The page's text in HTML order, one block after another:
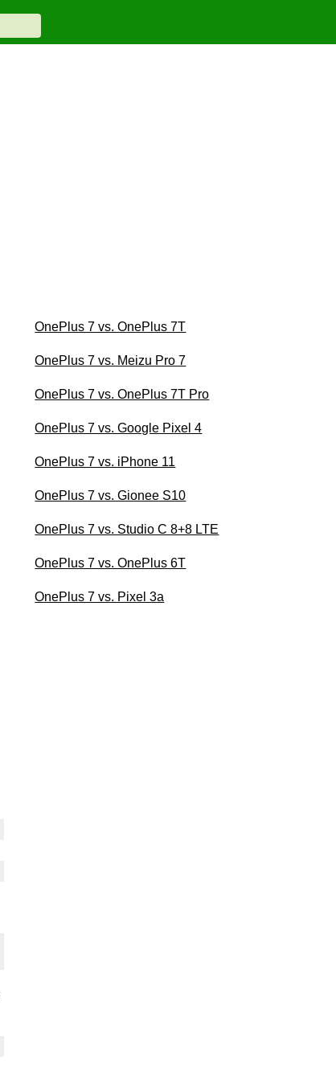
OnePlus 7 vs. OnePlus 7T
OnePlus 7 vs. Meizu Pro 7
OnePlus 7 vs. OnePlus 7T Pro
OnePlus 7 vs. Google Pixel 4
OnePlus 7 vs. iPhone 11
OnePlus 7 vs. Gionee S10
OnePlus 7 vs. Studio C 8+8 LTE
OnePlus 7 vs. OnePlus 6T
OnePlus 7 vs. Pixel 3a